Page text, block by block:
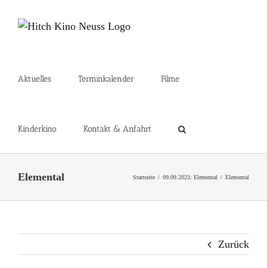
Inhalt
Aktuelles Terminkalender Filme
Kinderkino Kontakt & Anfahrt
Elemental Startseite 09.09.2023: Elemental Elemental
Zurück